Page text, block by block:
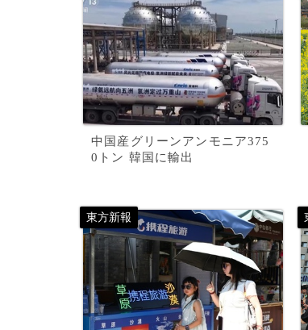
中国産グリーンアンモニア375
0トン 韓国に輸出